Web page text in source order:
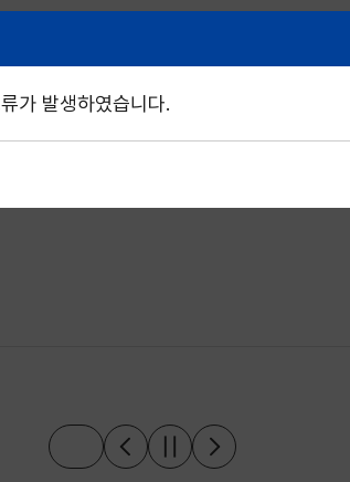
가 발생하였습니다.